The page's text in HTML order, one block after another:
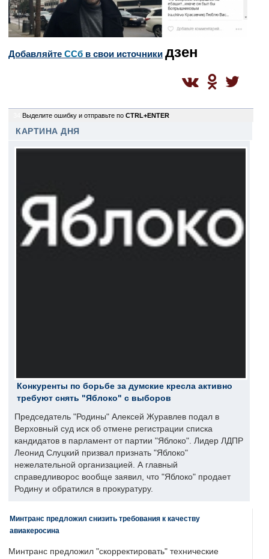
Добавляйте CСб в свои источники дзен
Выделите ошибку и отправьте по CTRL+ENTER
КАРТИНА ДНЯ
Конкуренты по борьбе за думские кресла активно
требуют снять "Яблоко" с выборов
Председатель "Родины" Алексей Журавлев подал в
Верховный суд иск об отмене регистрации списка
кандидатов в парламент от партии "Яблоко". Лидер ЛДПР
Леонид Слуцкий призвал признать "Яблоко"
нежелательной организацией. А главный
справедливорос вообще заявил, что "Яблоко" продает
Родину и обратился в прокуратуру.
Минтранс предложил снизить требования к качеству
авиакеросина
Минтранс предложил "скорректировать" технические